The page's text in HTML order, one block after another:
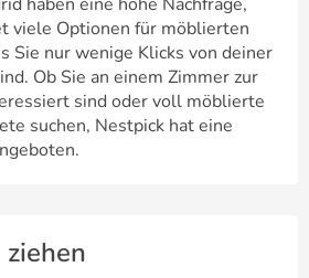
viele Optionen für möblierten
Sie nur wenige Klicks von deiner
Ob Sie an einem Zimmer zur
sind oder voll möblierte
suchen, Nestpick hat eine